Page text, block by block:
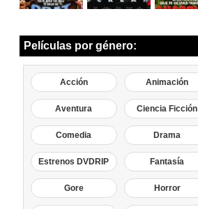
Películas por género:
Acción Animación
Aventura Ciencia Ficción
Comedia Drama
Estrenos DVDRIP Fantasía
Gore Horror